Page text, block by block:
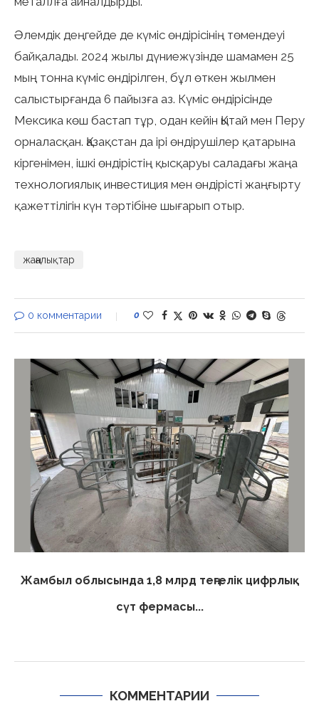
Әлемдік деңгейде де күміс өндірісінің төмендеуі
байқалады. 2024 жылы дүниежүзінде шамамен 25
мың тонна күміс өндірілген, бұл өткен жылмен
салыстырғанда 6 пайызға аз. Күміс өндірісінде
Мексика көш бастап тұр, одан кейін Қытай мен Перу
орналасқан. Қазақстан да ірі өндірушілер қатарына
кіргенімен, ішкі өндірістің қысқаруы саладағы жаңа
технологиялық инвестиция мен өндірісті жаңғырту
қажеттілігін күн тәртібіне шығарып отыр.
жаңалықтар
0 комментарии 0
Жамбыл облысында 1,8 млрд теңгелік цифрлық
сүт фермасы...
КОММЕНТАРИИ